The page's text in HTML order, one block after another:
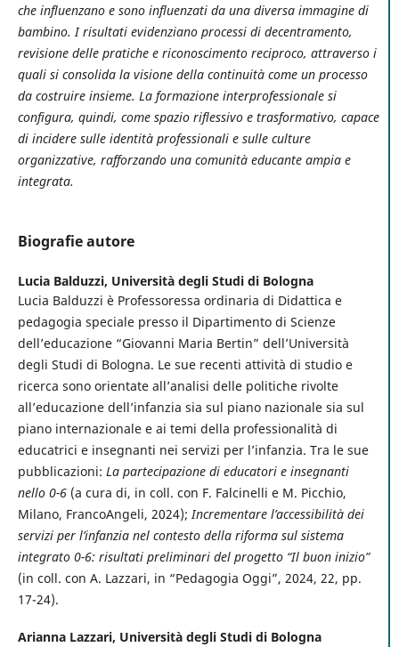
che influenzano e sono influenzati da una diversa immagine di
bambino. I risultati evidenziano processi di decentramento,
revisione delle pratiche e riconoscimento reciproco, attraverso i
quali si consolida la visione della continuità come un processo
da costruire insieme. La formazione interprofessionale si
configura, quindi, come spazio riflessivo e trasformativo, capace
di incidere sulle identità professionali e sulle culture
organizzative, rafforzando una comunità educante ampia e
integrata.
Biografie autore
Lucia Balduzzi, Università degli Studi di Bologna
Lucia Balduzzi è Professoressa ordinaria di Didattica e
pedagogia speciale presso il Dipartimento di Scienze
dell’educazione “Giovanni Maria Bertin” dell’Università
degli Studi di Bologna. Le sue recenti attività di studio e
ricerca sono orientate all’analisi delle politiche rivolte
all’educazione dell’infanzia sia sul piano nazionale sia sul
piano internazionale e ai temi della professionalità di
educatrici e insegnanti nei servizi per l’infanzia. Tra le sue
pubblicazioni: La partecipazione di educatori e insegnanti
nello 0-6(a cura di, in coll. con F. Falcinelli e M. Picchio,
Milano, FrancoAngeli, 2024);Incrementare l’accessibilità dei
servizi per l’infanzia nel contesto della riforma sul sistema
integrato 0-6: risultati preliminari del progetto “Il buon inizio”
(in coll. con A. Lazzari, in “Pedagogia Oggi”, 2024, 22, pp.
17-24).
Arianna Lazzari, Università degli Studi di Bologna